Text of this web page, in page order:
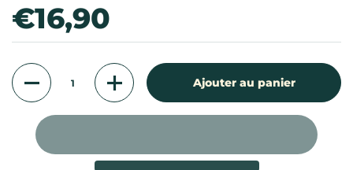
Prix:
€16,90
Quantité
Ajouter au panier